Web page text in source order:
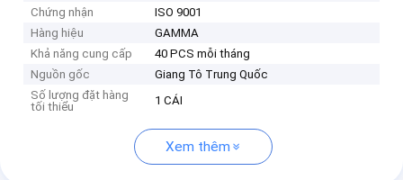
Chứng nhận
ISO 9001
Hàng hiệu
GAMMA
Khả năng cung cấp
40 PCS mỗi tháng
Nguồn gốc
Giang Tô Trung Quốc
Số lượng đặt hàng
tối thiểu
1 CÁI
Xem thêm